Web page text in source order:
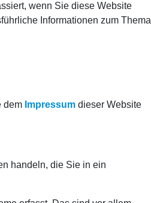
wenn Sie diese Website
Informationen zum Thema
dem Impressum dieser Website
handeln, die Sie in ein